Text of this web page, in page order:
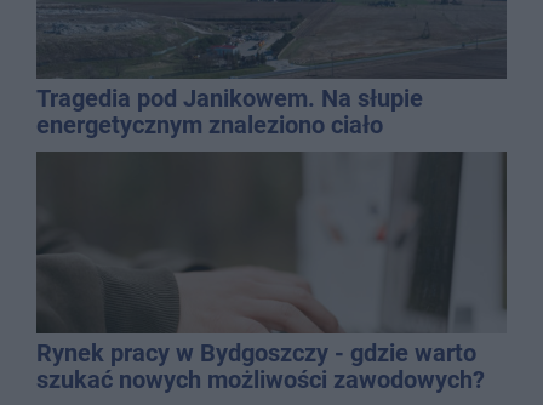
Tragedia pod Janikowem. Na słupie
energetycznym znaleziono ciało
mężczyzny
Rynek pracy w Bydgoszczy - gdzie warto
szukać nowych możliwości zawodowych?